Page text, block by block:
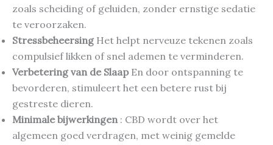
zoals scheiding of geluiden, zonder ernstige sedatie
te veroorzaken.
StressbeheersingHet helpt nerveuze tekenen zoals
compulsief likken of snel ademen te verminderen.
Verbetering van de SlaapEn door ontspanning te
bevorderen, stimuleert het een betere rust bij
gestreste dieren.
Minimale bijwerkingen: CBD wordt over het
algemeen goed verdragen, met weinig gemelde